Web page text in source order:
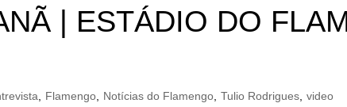
| ESTÁDIO DO
Flamengo Notícias do Flamengo Tulio Rodrigues video